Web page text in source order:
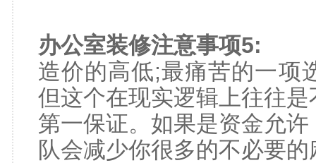
办公室装修注意事项5:
造价的高低;最痛苦的一项
但这个在现实逻辑上往往
第一保证。如果是资金允
队会减少你很多的不必要的